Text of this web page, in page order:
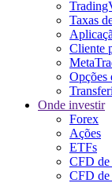
Taxas
Cliente
Opções
Onde investir
Forex
Ações
ETFs
CFD de
CFD de